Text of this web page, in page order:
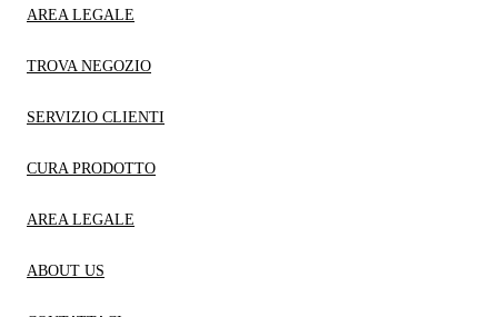
AREA LEGALE
TROVA NEGOZIO
SERVIZIO CLIENTI
CURA PRODOTTO
AREA LEGALE
ABOUT US